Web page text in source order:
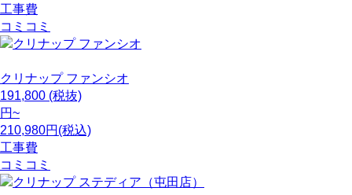
工事費
コミコミ
クリナップ ファンシオ
191,800 (税抜)
円~
210,980円(税込)
工事費
コミコミ